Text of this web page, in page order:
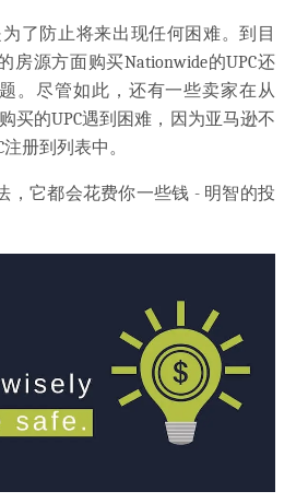
为了防止将来出现任何困难。到目
房源方面购买Nationwide的UPC还
。 尽管如此，还有一些卖家在从
买的UPC遇到困难，因为亚马逊不
册到列表中。
，它都会花费你一些钱 - 明智的投